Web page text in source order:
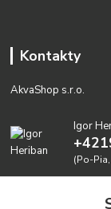
Kontakty
AkvaShop s.r.o.
Igor
(Po-